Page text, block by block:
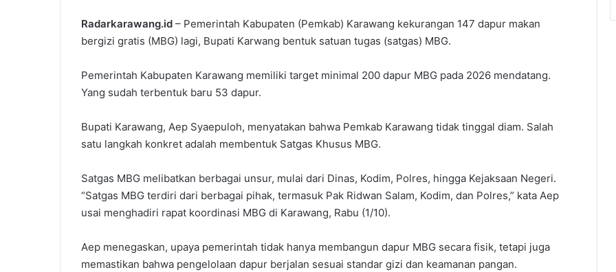
Radarkarawang.id – Pemerintah Kabupaten (Pemkab) Karawang kekurangan 147 dapur makan
bergizi gratis (MBG) lagi, Bupati Karwang bentuk satuan tugas (satgas) MBG.
Pemerintah Kabupaten Karawang memiliki target minimal 200 dapur MBG pada 2026 mendatang.
Yang sudah terbentuk baru 53 dapur.
Bupati Karawang, Aep Syaepuloh, menyatakan bahwa Pemkab Karawang tidak tinggal diam. Salah
satu langkah konkret adalah membentuk Satgas Khusus MBG.
Satgas MBG melibatkan berbagai unsur, mulai dari Dinas, Kodim, Polres, hingga Kejaksaan Negeri.
“Satgas MBG terdiri dari berbagai pihak, termasuk Pak Ridwan Salam, Kodim, dan Polres,” kata Aep
usai menghadiri rapat koordinasi MBG di Karawang, Rabu (1/10).
Aep menegaskan, upaya pemerintah tidak hanya membangun dapur MBG secara fisik, tetapi juga
memastikan bahwa pengelolaan dapur berjalan sesuai standar gizi dan keamanan pangan.